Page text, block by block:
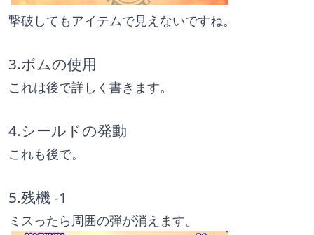
撃破してもアイテムで見えないですね。
3.ボムの使用
これは後で詳しく書きます。
4.シールドの発動
これも後で。
5.残機 -1
ミスったら周囲の弾が消えます。